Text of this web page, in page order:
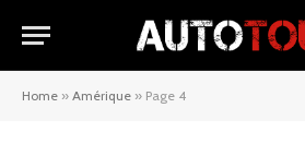
Home » Amérique » Page 4